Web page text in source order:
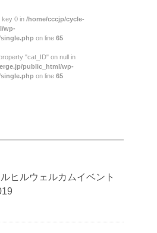
key 0 in /home/cccjp/cycle-
wp-
on line 65
"cat_ID" on null in
public_html/wp-
on line 65
ヒルウェルカムイベント